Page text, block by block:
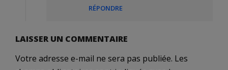
RÉPONDRE
LAISSER UN COMMENTAIRE
Votre adresse e-mail ne sera pas publiée. Les